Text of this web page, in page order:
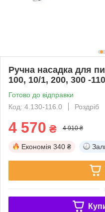
Ручна насадка для
100, 10/1, 200, 300 -
Готово до відправки
Код: 4.130-116.0
Роздріб
4 570 ₴ 4 910 ₴
Економія 340 ₴